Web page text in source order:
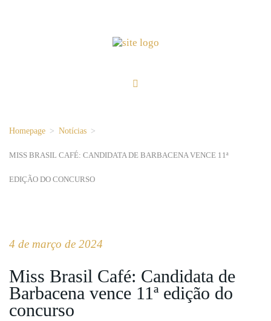
Homepage > Notícias >
MISS BRASIL CAFÉ: CANDIDATA DE BARBACENA VENCE 11ª
EDIÇÃO DO CONCURSO
4 de março de 2024
Miss Brasil Café: Candidata de
Barbacena vence 11ª edição do
concurso